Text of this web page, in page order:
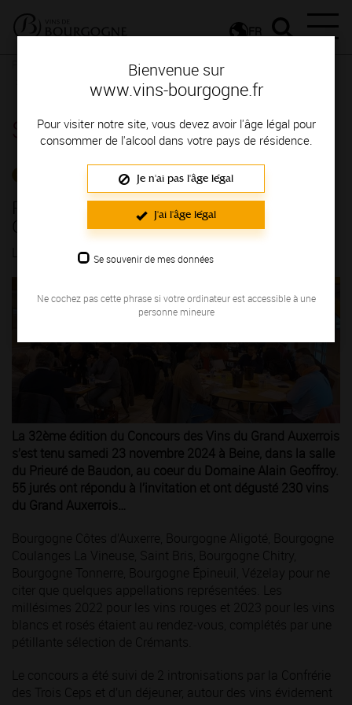
Bienvenue sur
www.vins-bourgogne.fr
Pour visiter notre site, vous devez avoir l'âge légal pour
consommer de l'alcool dans votre pays de résidence.
Je n'ai pas l'âge légal
J'ai l'âge légal
Se souvenir de mes données
Ne cochez pas cette phrase si votre ordinateur est accessible à une
personne mineure
FR
Communiqués de presse - Actualités du vignoble
Palmarès du 32e Concours des Vins du Grand Auxerrois
Salle de presse
ACTUALITÉS DU VIGNOBLE
Palmarès du 32e Concours des Vins du
Grand Auxerrois
LE 26/11/2024
La 32ème édition du Concours des Vins du Grand Auxerrois
s’est tenu samedi 23 novembre 2024 à Beine, dans la salle
du Prieuré de Baudon, au coeur du Domaine Alain Geoffroy.
55 jurés ont répondu à l’invitation et ont dégusté 230 vins
du Grand Auxerrois…
Bourgogne Côtes d’Auxerre, Bourgogne Aligoté, Bourgogne
Coulanges La Vineuse, Saint Bris, Bourgogne Chitry,
Bourgogne Tonnerre, Bourgogne Épineuil, Vézelay pour ne
citer que quelques appellations représentées. Les
millésimes 2022 pour les vins rouges et 2023 pour les vins
blancs et rosés étaient au rendez-vous, complétés par une
pétillante sélection de Crémants.
Le concours a été suivi de 2 intronisations par la Confrérie
des Trois Ceps et d’un déjeuner, autour des vins évidement